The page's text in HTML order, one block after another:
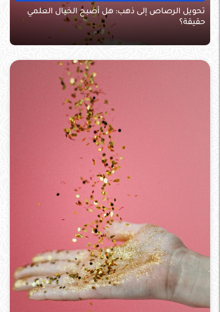
تحويل الرصاص إلى ذهب: هل أصبح الخيال العلمي
حقيقة؟